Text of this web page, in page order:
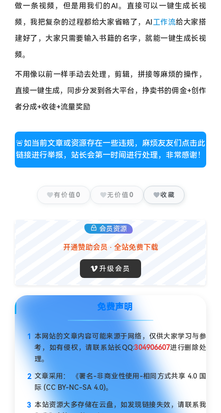
做一条视频，但是用我们的AI。直接可以一键生成长视
频，我把复杂的过程都给大家省略了，AI工作流给大家搭
建好了，大家只需要输入书籍的名字，就能一键生成长视
频。
不用像以前一样手动去处理，剪辑，拼接等麻烦的操作，
直接一键生成，同步分发到各大平台，挣卖书的佣金+创作
者分成+收徒+流量奖励
🚨如当前文章或资源存在一些违规，麻烦友友们点击此
链接进行举报，站长会第一时间进行处理，非常感谢！
有价值 0 无价值 0 收藏
会员资源
开通赞助会员 · 全站免费下载
升级会员
免费声明
本网站的文章内容可能来源于网络，仅供大家学习与参
考，如有侵权，请联系站长QQ:304906607进行删除处
理。
文章采用： 《署名-非商业性使用-相同方式共享 4.0 国
际 (CC BY-NC-SA 4.0)。
本站资源大多存储在云盘，如发现链接失效，请联系我